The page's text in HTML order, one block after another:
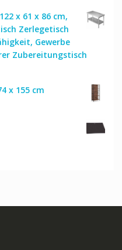
x 61 x 86 cm,
Zerlegetisch
Gewerbe
Zubereitungstisch
x 155 cm